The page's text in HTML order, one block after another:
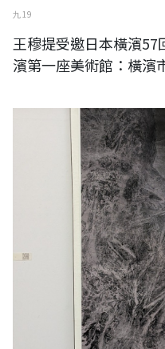
九 19
王穆提受邀日本橫濱
濱第一座美術館：橫濱
王穆提受邀參加日本東京《與風